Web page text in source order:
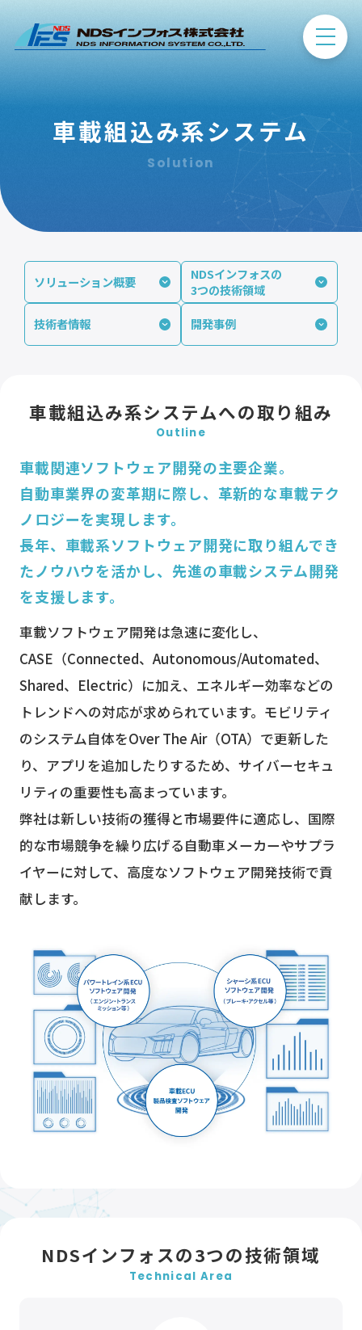
車載組込み系システム
Solution
ソリューション概要
NDSインフォスの
3つの技術領域
技術者情報 開発事例
車載組込み系システムへの取り組み
Outline
車載関連ソフトウェア開発の主要企業。
自動車業界の変革期に際し、革新的な車載テク
ノロジーを実現します。
長年、車載系ソフトウェア開発に取り組んでき
たノウハウを活かし、先進の車載システム開発
を支援します。
車載ソフトウェア開発は急速に変化し、
CASE（Connected、Autonomous/Automated、
Shared、Electric）に加え、エネルギー効率などの
トレンドへの対応が求められています。モビリティ
のシステム自体をOver The Air（OTA）で更新した
り、アプリを追加したりするため、サイバーセキュ
リティの重要性も高まっています。
弊社は新しい技術の獲得と市場要件に適応し、国際
的な市場競争を繰り広げる自動車メーカーやサプラ
イヤーに対して、高度なソフトウェア開発技術で貢
献します。
NDSインフォスの3つの技術領域
Technical Area